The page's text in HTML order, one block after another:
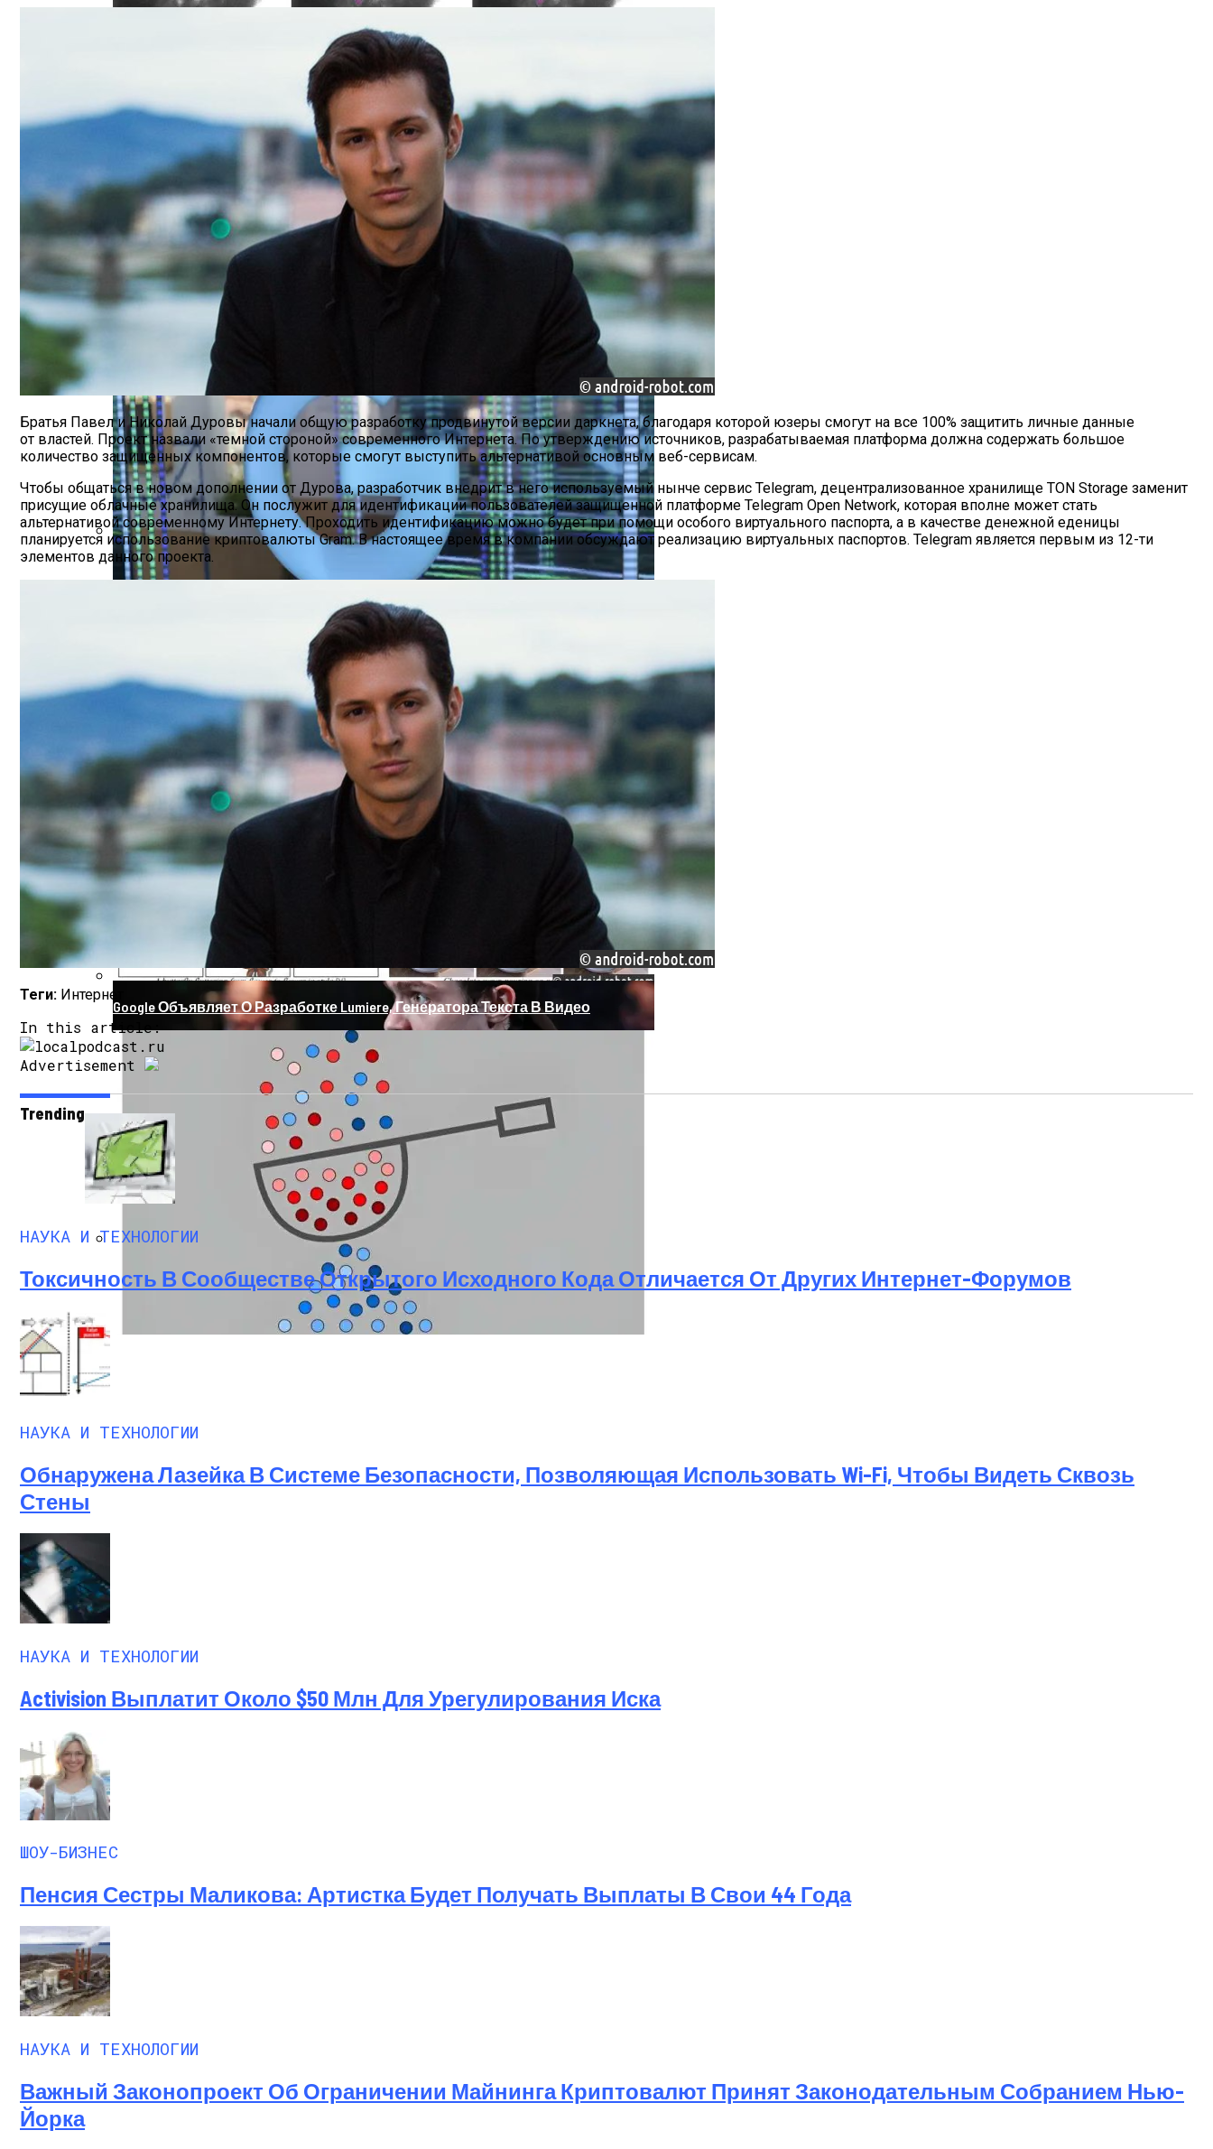
Марина Неёлова Госпитализирована, Какая Причина Произошедшего
Звезды, Которые Трагически Погибли, Стремясь К Вечной Молодости
Продолжение Сериала «Счастливы Вместе»: Когда Выйдет, Кто Из Актёров Будет Играть, Как Сложилась Судьба Артистов
Как Состояние Сына Михаила Ефремова, Который Выпал Из Окна
Новое Программное Обеспечение С Открытым Исходным Кодом Делает Модели ИИ Легче И Экологичнее
Google Инвестирует $1 Млрд В Новый Дата-Центр В Великобритании
Google Объявляет О Разработке Lumiere, Генератора Текста В Видео
Братья Павел и Николай Дуровы начали общую разработку продвинутой версии даркнета, благодаря которой юзеры смогут на все 100% защитить личные данные
от властей. Проект назвали «темной стороной» современного Интернета. По утверждению источников, разрабатываемая платформа должна содержать большое
количество защищенных компонентов, которые смогут выступить альтернативой основным веб-сервисам.
Чтобы общаться в новом дополнении от Дурова, разработчик внедрит в него используемый нынче сервис Telegram, децентрализованное хранилище TON Storage заменит
присущие облачные хранилища. Он послужит для идентификации пользователей защищенной платформе Telegram Open Network, которая вполне может стать
альтернативой современному Интернету. Проходить идентификацию можно будет при помощи особого виртуального паспорта, а в качестве денежной еденицы
планируется использование криптовалюты Gram. В настоящее время в компании обсуждают реализацию виртуальных паспортов. Telegram является первым из 12-ти
элементов данного проекта.
Теги: Интернет
In this article:
Advertisement
Trending
НАУКА И ТЕХНОЛОГИИ
Токсичность В Сообществе Открытого Исходного Кода Отличается От Других Интернет-Форумов
НАУКА И ТЕХНОЛОГИИ
Обнаружена Лазейка В Системе Безопасности, Позволяющая Использовать Wi-Fi, Чтобы Видеть Сквозь
Стены
НАУКА И ТЕХНОЛОГИИ
Activision Выплатит Около $50 Млн Для Урегулирования Иска
ШОУ-БИЗНЕС
Пенсия Сестры Маликова: Артистка Будет Получать Выплаты В Свои 44 Года
НАУКА И ТЕХНОЛОГИИ
Важный Законопроект Об Ограничении Майнинга Криптовалют Принят Законодательным Собранием Нью-
Йорка